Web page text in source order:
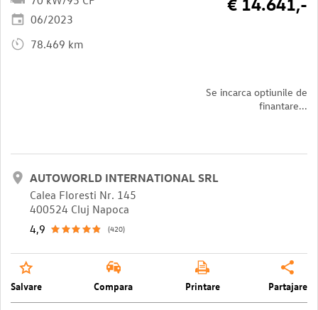
06/2023
78.469 km
Se incarca optiunile de
finantare...
AUTOWORLD INTERNATIONAL SRL
Calea Floresti Nr. 145
400524 Cluj Napoca
4,9
(420)
Salvare Compara Printare Partajare